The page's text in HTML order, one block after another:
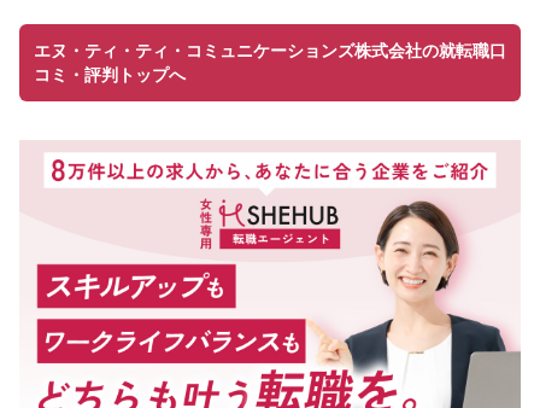
エヌ・ティ・ティ・コミュニケーションズ株式会社の就転職口
コミ・評判トップへ